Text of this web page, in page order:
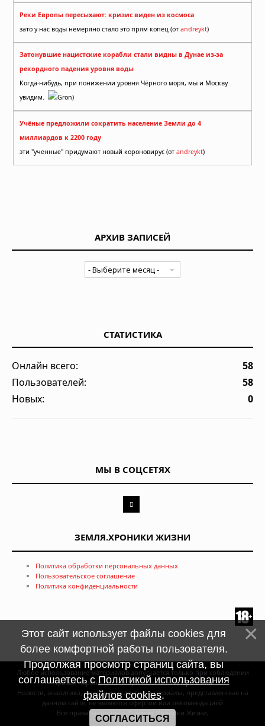
Реки Европы пересыхают: кризис виден из космоса
зато у нас воды немеряно стало это прям копец (от andreykt)
Затонувшие нацистские корабли стали видны в Дунае из-за
рекордного падения уровня воды
Когда-нибудь, при понижении уровня Чёрного моря, мы и Москву
увидим.
Gron)
Учёные предложили сократить население Земли до 4
миллиардов к 2200 году
эти "ученные" придумают новый короновирус (от andreykt)
АРХИВ ЗАПИСЕЙ
СТАТИСТИКА
Онлайн всего:
58
Пользователей:
58
Новых:
0
МЫ В СОЦСЕТЯХ
ЗЕМЛЯ.ХРОНИКИ ЖИЗНИ
Политика обработки персональных данных
Пользовательское соглашение
Политика конфиденциальности
Любое использование материалов допускается только при соблюдении
правил перепечатки и при наличиигиперссылки
Новости, аналитика, прогнозы и другие материалы, представленные на
данном сайте, не являются офертой или рекомендацией
Все права защищены © Земля. Хроники Жизни,
2011—2026
Этот сайт использует файлы cookies для
более комфортной работы пользователя.
Продолжая просмотр страниц сайта, вы
соглашаетесь сПолитикой использования
файлов cookies.
СОГЛАСИТЬСЯ